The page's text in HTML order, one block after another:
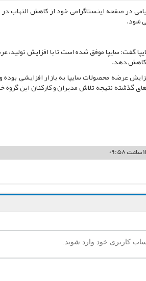
در صفحه اینستاگرامی خود از کاهش التهاب
شود.
گفت: سایپا موفق شده است تا با افزایش
کاهش دهد.
افزایش عرضه محصولات سایپا به بازار افزایشی
های گذشته نتیجه تلاش مدیران و کارکنان این